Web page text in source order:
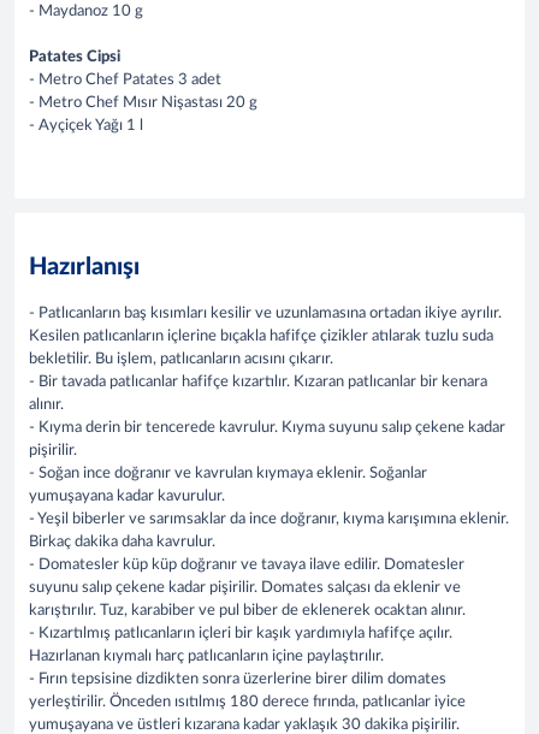
- Maydanoz 10 g
Patates Cipsi
- Metro Chef Patates 3 adet
- Metro Chef Mısır Nişastası 20 g
- Ayçiçek Yağı 1 l
Hazırlanışı
- Patlıcanların baş kısımları kesilir ve uzunlamasına ortadan ikiye ayrılır.
Kesilen patlıcanların içlerine bıçakla hafifçe çizikler atılarak tuzlu suda
bekletilir. Bu işlem, patlıcanların acısını çıkarır.
- Bir tavada patlıcanlar hafifçe kızartılır. Kızaran patlıcanlar bir kenara
alınır.
- Kıyma derin bir tencerede kavrulur. Kıyma suyunu salıp çekene kadar
pişirilir.
- Soğan ince doğranır ve kavrulan kıymaya eklenir. Soğanlar
yumuşayana kadar kavurulur.
- Yeşil biberler ve sarımsaklar da ince doğranır, kıyma karışımına eklenir.
Birkaç dakika daha kavrulur.
- Domatesler küp küp doğranır ve tavaya ilave edilir. Domatesler
suyunu salıp çekene kadar pişirilir. Domates salçası da eklenir ve
karıştırılır. Tuz, karabiber ve pul biber de eklenerek ocaktan alınır.
- Kızartılmış patlıcanların içleri bir kaşık yardımıyla hafifçe açılır.
Hazırlanan kıymalı harç patlıcanların içine paylaştırılır.
- Fırın tepsisine dizdikten sonra üzerlerine birer dilim domates
yerleştirilir. Önceden ısıtılmış 180 derece fırında, patlıcanlar iyice
yumuşayana ve üstleri kızarana kadar yaklaşık 30 dakika pişirilir.